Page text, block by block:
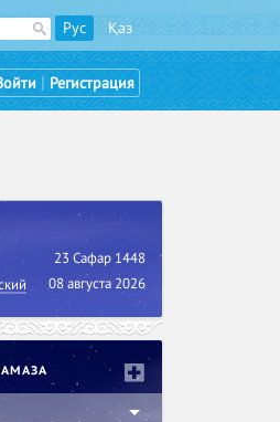
Рус Қаз
| Регистрация
23 Сафар 1448
08 августа 2026